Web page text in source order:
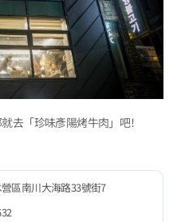
去「珍味彥陽烤牛肉」吧！
區南川大海路33號街7